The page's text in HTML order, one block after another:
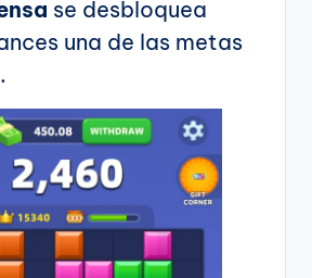
se desbloquea
una de las metas